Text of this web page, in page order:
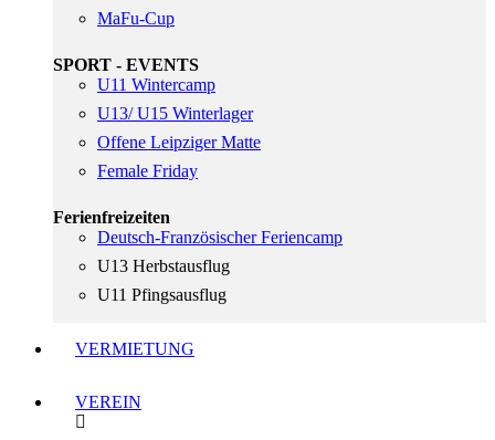
MaFu-Cup
SPORT - EVENTS
U11 Wintercamp
U13/ U15 Winterlager
Offene Leipziger Matte
Female Friday
Ferienfreizeiten
Deutsch-Französischer Feriencamp
U13 Herbstausflug
U11 Pfingsausflug
VERMIETUNG
VEREIN